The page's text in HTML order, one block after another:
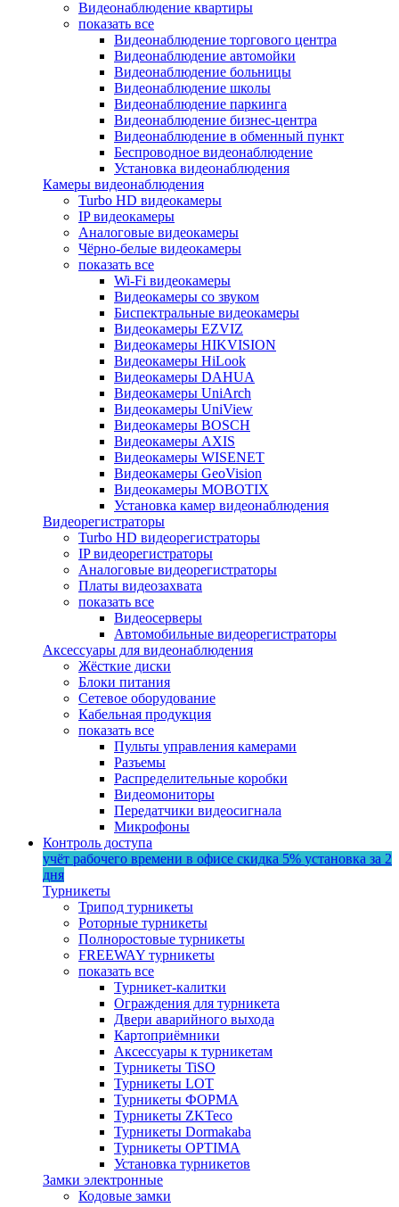
Видеонаблюдение квартиры
показать все
Видеонаблюдение торгового центра
Видеонаблюдение автомойки
Видеонаблюдение больницы
Видеонаблюдение школы
Видеонаблюдение паркинга
Видеонаблюдение бизнес-центра
Видеонаблюдение в обменный пункт
Беспроводное видеонаблюдение
Установка видеонаблюдения
Камеры видеонаблюдения
Turbo HD видеокамеры
IP видеокамеры
Аналоговые видеокамеры
Чёрно-белые видеокамеры
показать все
Wi-Fi видеокамеры
Видеокамеры со звуком
Биспектральные видеокамеры
Видеокамеры EZVIZ
Видеокамеры HIKVISION
Видеокамеры HiLook
Видеокамеры DAHUA
Видеокамеры UniArch
Видеокамеры UniView
Видеокамеры BOSCH
Видеокамеры AXIS
Видеокамеры WISENET
Видеокамеры GeoVision
Видеокамеры MOBOTIX
Установка камер видеонаблюдения
Видеорегистраторы
Turbo HD видеорегистраторы
IP видеорегистраторы
Аналоговые видеорегистраторы
Платы видеозахвата
показать все
Видеосерверы
Автомобильные видеорегистраторы
Аксессуары для видеонаблюдения
Жёсткие диски
Блоки питания
Сетевое оборудование
Кабельная продукция
показать все
Пульты управления камерами
Разъемы
Распределительные коробки
Видеомониторы
Передатчики видеосигнала
Микрофоны
Контроль доступа
учёт рабочего времени в офисе скидка 5% установка за 2
дня
Турникеты
Трипод турникеты
Роторные турникеты
Полноростовые турникеты
FREEWAY турникеты
показать все
Турникет-калитки
Ограждения для турникета
Двери аварийного выхода
Картоприёмники
Аксессуары к турникетам
Турникеты TiSO
Турникеты LOT
Турникеты ФОРМА
Турникеты ZKTeco
Турникеты Dormakaba
Турникеты OPTIMA
Установка турникетов
Замки электронные
Кодовые замки